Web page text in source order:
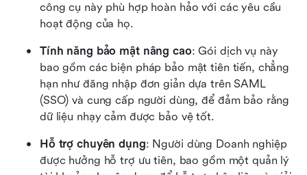
công cụ này phù hợp hoàn hảo với các yêu cầu
hoạt động của họ.
Tính năng bảo mật nâng cao: Gói dịch vụ này
bao gồm các biện pháp bảo mật tiên tiến, chẳng
hạn như đăng nhập đơn giản dựa trên SAML
(SSO) và cung cấp người dùng, để đảm bảo rằng
dữ liệu nhạy cảm được bảo vệ tốt.
Hỗ trợ chuyên dụng: Người dùng Doanh nghiệp
được hưởng hỗ trợ ưu tiên, bao gồm một quản lý